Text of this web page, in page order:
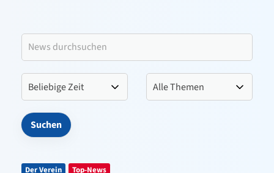
Der Verein Top-News
Sportangebote
Kontakt